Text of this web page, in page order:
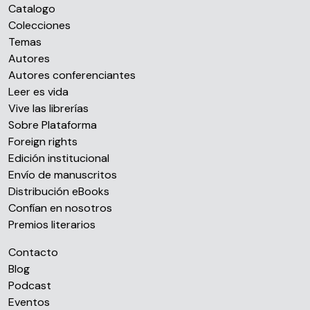
sociales y analizar el tráfico. Además, compartimos
información sobre el uso que haga del sitio web con
nuestros partners de redes sociales, publicidad y análisis
web, quienes pueden combinarla con otra información
que les haya proporcionado o que hayan recopilado a
partir del uso que haya hecho de sus servicios.
Catalogo
Colecciones
Temas
Autores
Autores conferenciantes
Leer es vida
Vive las librerías
Sobre Plataforma
Foreign rights
Edición institucional
Envío de manuscritos
Distribución eBooks
Confían en nosotros
Premios literarios
Contacto
Blog
Podcast
Eventos